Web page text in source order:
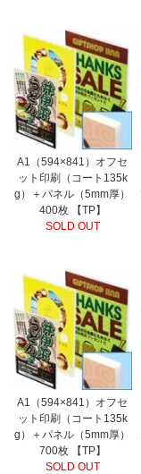
A1（594×841）オフセ
ット印刷（コート135k
g）＋パネル（5mm厚）
400枚 【TP】
SOLD OUT
A1（594×841）オフセ
ット印刷（コート135k
g）＋パネル（5mm厚）
700枚 【TP】
SOLD OUT